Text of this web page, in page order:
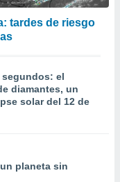
tardes de riesgo
segundos: el
diamantes, un
solar del 12 de
planeta sin